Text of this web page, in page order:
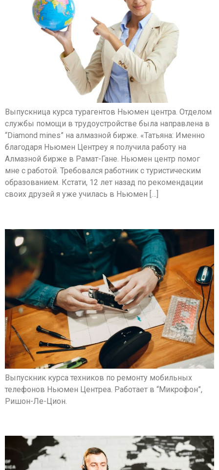
Выпускница курса турагентов Ньюмен центра. Отделом
службы помощи в трудоустройстве была направлена в
“Diamond mines” на алмазной бирже. «Татьяна: Именно
благодаря Ньюмен Центреу я получила работу на
Алмазной бирже в Рамат-Гане. Ньюмен центр помог
мне с работой. Требовался работник с туристическим
образованием. Кстати, 12 лет назад по рекомендации
своих друзей я уже училась в Ньюмен […]
Выпускник курса техников по ремонту мобильных
телефонов Ньюмен Центреа. Работает в “Микрофон”,
Ришон-Ле-Цион.